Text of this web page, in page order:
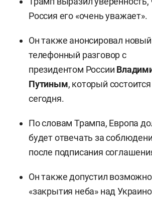
Россия его «очень уважает».
Он также анонсировал новый
телефонный разговор с
президентом России
Путиным, который состоится
сегодня.
По словам Трампа, Европа
будет отвечать за
после подписания
Он также допустил
«закрытия неба» над